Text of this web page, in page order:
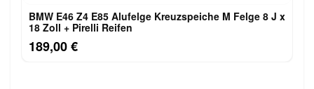
BMW E46 Z4 E85 Alufelge Kreuzspeiche M Felge 8 J x
18 Zoll + Pirelli Reifen
189,00 €